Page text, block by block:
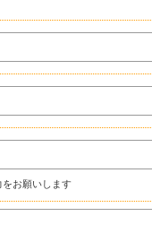
をお願いします